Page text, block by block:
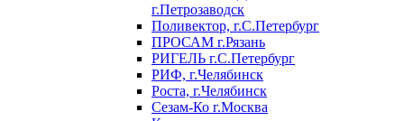
г.Петрозаводск
Поливектор, г.С.Петербург
ПРОСАМ г.Рязань
РИГЕЛЬ г.С.Петербург
РИФ, г.Челябинск
Роста, г.Челябинск
Сезам-Ко г.Москва